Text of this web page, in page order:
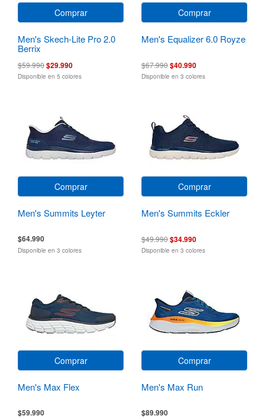
Comprar
Men's Skech-Lite Pro 2.0
Berrix
$59.990$29.990
Disponible en 5 colores
Comprar
Men's Equalizer 6.0 Royze
$67.990$40.990
Disponible en 3 colores
Comprar
Men's Summits Leyter
$64.990
Disponible en 3 colores
Comprar
Men's Summits Eckler
$49.990$34.990
Disponible en 3 colores
Comprar
Men's Max Flex
$59.990
Comprar
Men's Max Run
$89.990